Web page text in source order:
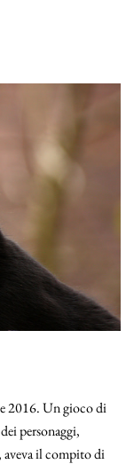
2016. Un gioco di
personaggi,
il compito di